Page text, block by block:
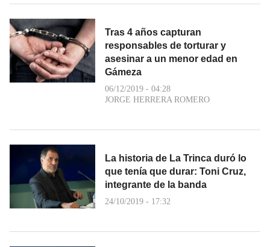
Tras 4 años capturan
responsables de torturar y
asesinar a un menor edad en
Gámeza
06/12/2019 - 04:28
JORGE HERRERA ROMERO
La historia de La Trinca duró lo
que tenía que durar: Toni Cruz,
integrante de la banda
24/10/2019 - 17:32